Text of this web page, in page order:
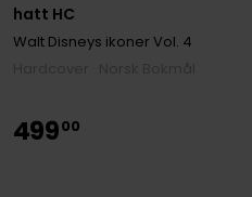
hatt HC
Walt Disneys ikoner Vol. 4
49900